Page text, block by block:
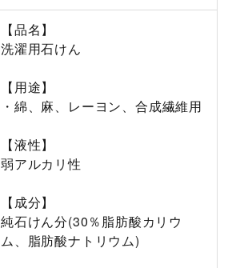
【品名】
洗濯用石けん
【用途】
・綿、麻、レーヨン、合成繊維用
【液性】
弱アルカリ性
【成分】
純石けん分(30％脂肪酸カリウ
ム、脂肪酸ナトリウム)